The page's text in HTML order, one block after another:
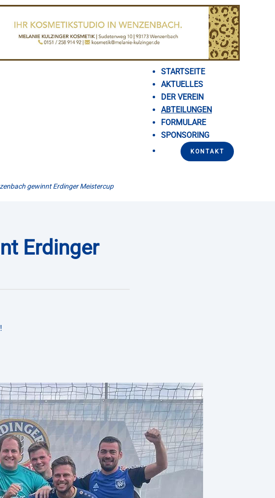
STARTSEITE
AKTUELLES
DER VEREIN
ABTEILUNGEN
FORMULARE
SPONSORING
KONTAKT
gewinnt Erdinger Meistercup
Erdinger